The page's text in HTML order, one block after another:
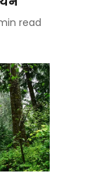
read